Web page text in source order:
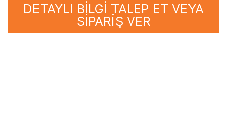
DETAYLI BİLGİ TALEP ET VEYA
SİPARİŞ VER